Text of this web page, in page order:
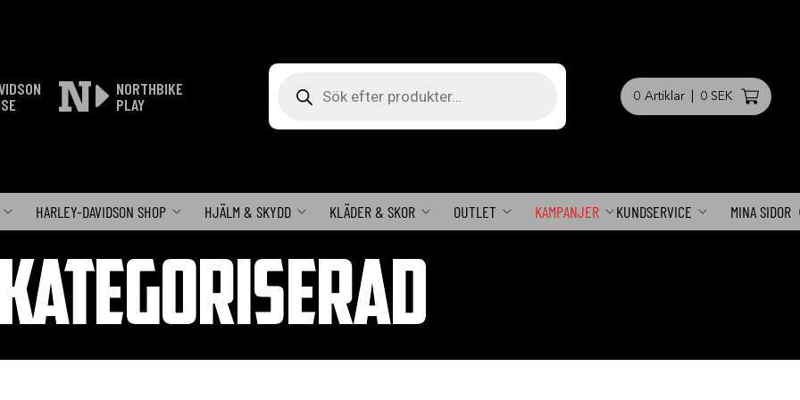
NORTHBIKE
PLAY
0 Artiklar 0 SEK
HARLEY-DAVIDSON SHOP HJÄLM & SKYDD KLÄDER & SKOR OUTLET KAMPANJER KUNDSERVICE MINA SIDOR